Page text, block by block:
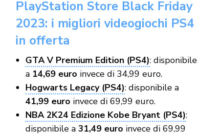
PlayStation Store Black Friday
2023: i migliori videogiochi PS4
in offerta
GTA V Premium Edition (PS4): disponibile
a 14,69 euro invece di 34,99 euro.
Hogwarts Legacy (PS4): disponibile a
41,99 euro invece di 69,99 euro.
NBA 2K24 Edizione Kobe Bryant (PS4):
disponibile a 31,49 euro invece di 69,99